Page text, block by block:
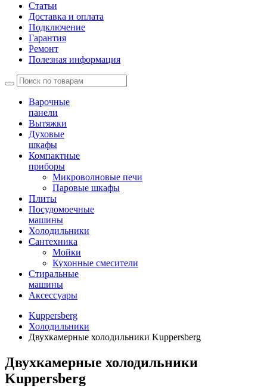
Статьи
Доставка и оплата
Подключение
Гарантия
Ремонт
Полезная информация
Варочные
панели
Вытяжки
Духовые
шкафы
Компактные
приборы
Микроволновые печи
Паровые шкафы
Плиты
Посудомоечные
машины
Холодильники
Сантехника
Мойки
Кухонные смесители
Стиральные
машины
Аксессуары
Kuppersberg
Холодильники
Двухкамерные холодильники Kuppersberg
Двухкамерные холодильники
Kuppersberg